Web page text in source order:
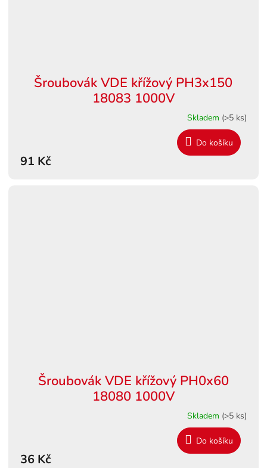
Šroubovák VDE křížový PH3x150
18083 1000V
Skladem (>5 ks)
91 Kč
Do košíku
Šroubovák VDE křížový PH0x60
18080 1000V
Skladem (>5 ks)
36 Kč
Do košíku